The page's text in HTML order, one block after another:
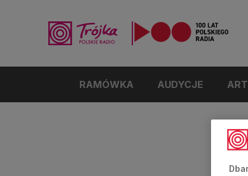
RAMÓWKA AUDYCJE